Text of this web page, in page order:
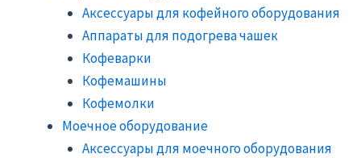
Аксессуары для кофейного оборудования
Аппараты для подогрева чашек
Кофеварки
Кофемашины
Кофемолки
Моечное оборудование
Аксессуары для моечного оборудования